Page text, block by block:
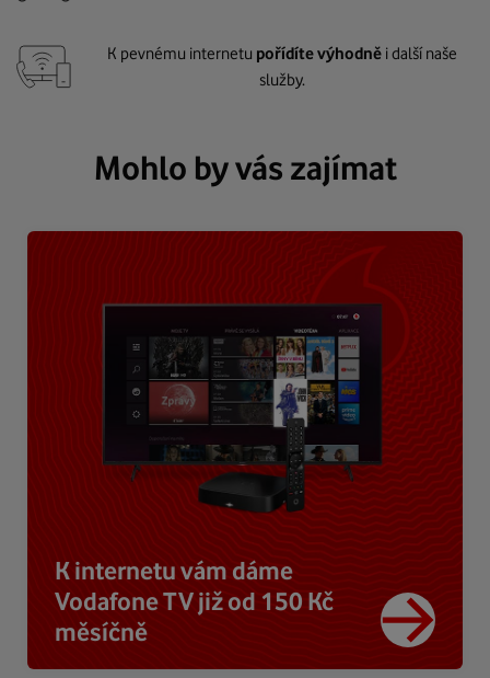
K pevnému internetu pořídíte výhodně i další naše
služby.
Mohlo by vás zajímat
K internetu vám dáme
Vodafone TV již od 150 Kč
měsíčně